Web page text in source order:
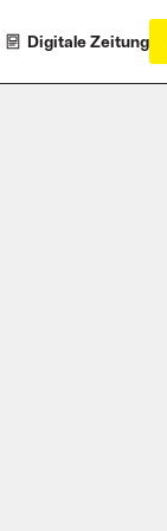
Digitale Zeitung